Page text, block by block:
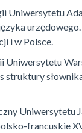
Uniwersytetu
urzędowego.
i w Polsce.
Uniwersytetu
struktury
Uniwersytetu
francuskie